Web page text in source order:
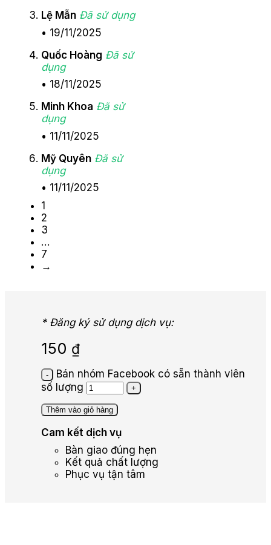
Lệ Mẫn Đã sử dụng
• 19/11/2025
Quốc Hoàng Đã sử
dụng
• 18/11/2025
Minh Khoa Đã sử
dụng
• 11/11/2025
Mỹ Quyên Đã sử
dụng
• 11/11/2025
1
2
3
…
7
→
* Đăng ký sử dụng dịch vụ:
150 ₫
Bán nhóm Facebook có sẵn thành viên
số lượng
Thêm vào giỏ hàng
Cam kết dịch vụ
Bàn giao đúng hẹn
Kết quả chất lượng
Phục vụ tận tâm